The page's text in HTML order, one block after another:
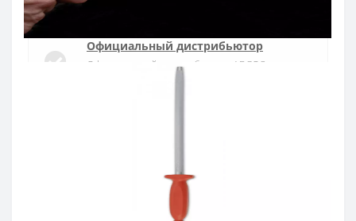
Официальный дистрибьютор
Официальный дистрибьютор ARCOS в
Гарантия качества
10 лет гарантия на ножи